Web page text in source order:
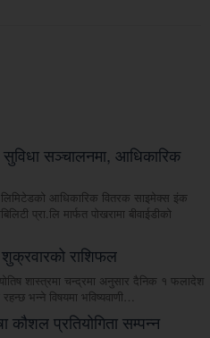
सुविधा सञ्चालनमा, आधिकारिक
लिमिटेडको आधिकारिक वितरक साइमेक्स इंक
प्रा.लि मार्फत पोखरामा बीवाईडीको
राशिफल
शास्त्रमा चन्द्रमा अनुसार दैनिक १ फलादेश
भन्ने विषयमा भविष्यवाणी…
कौशल प्रतियोगिता सम्पन्न